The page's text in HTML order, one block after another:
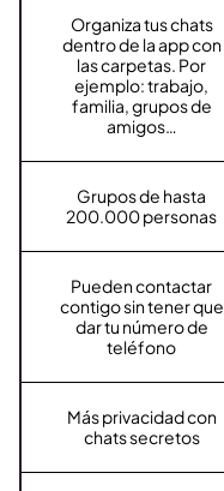
Organiza tus chats
dentro de la app con
las carpetas. Por
ejemplo: trabajo,
familia, grupos de
amigos…
Grupos de hasta
200.000 personas
Pueden contactar
contigo sin tener que
dar tu número de
teléfono
Más privacidad con
chats secretos